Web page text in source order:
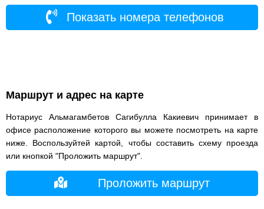
Показать номера телефонов
Маршрут и адрес на карте
Нотариус Альмагамбетов Сагибулла Какиевич принимает в
офисе расположение которого вы можете посмотреть на карте
ниже. Воспользуйтей картой, чтобы составить схему проезда
или кнопкой "Проложить маршрут".
Проложить маршрут